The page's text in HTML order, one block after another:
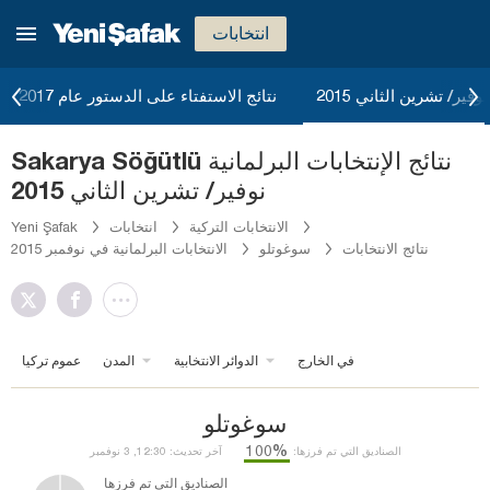
انتخابات
نتائج الاستفتاء على الدستور عام 2017 تشرين الثاني 2015
Sakarya Söğütlü نتائج الإنتخابات البرلمانية
نوفير/ تشرين الثاني 2015
Yeni Şafak انتخابات
الانتخابات التركية
الانتخابات البرلمانية في نوفمبر 2015
سوغوتلو نتائج الانتخابات
عموم تركيا المدن الدوائر الانتخابية في الخارج
سوغوتلو
آخر تحديث: 12:30, 3 نوفمبر الصناديق التي تم فرزها: %100
الصناديق التي تم فرزها